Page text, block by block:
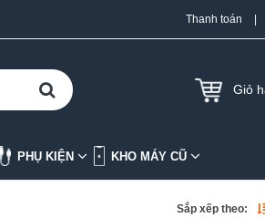
Thanh toán
Giỏ
PHỤ KIỆN KHO MÁY CŨ
Sắp xếp theo: